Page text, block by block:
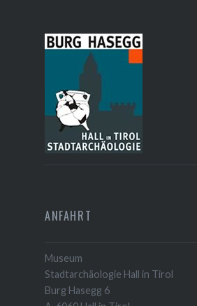
ANFAHRT
Museum
Stadtarchäologie Hall in Tirol
Burg Hasegg 6